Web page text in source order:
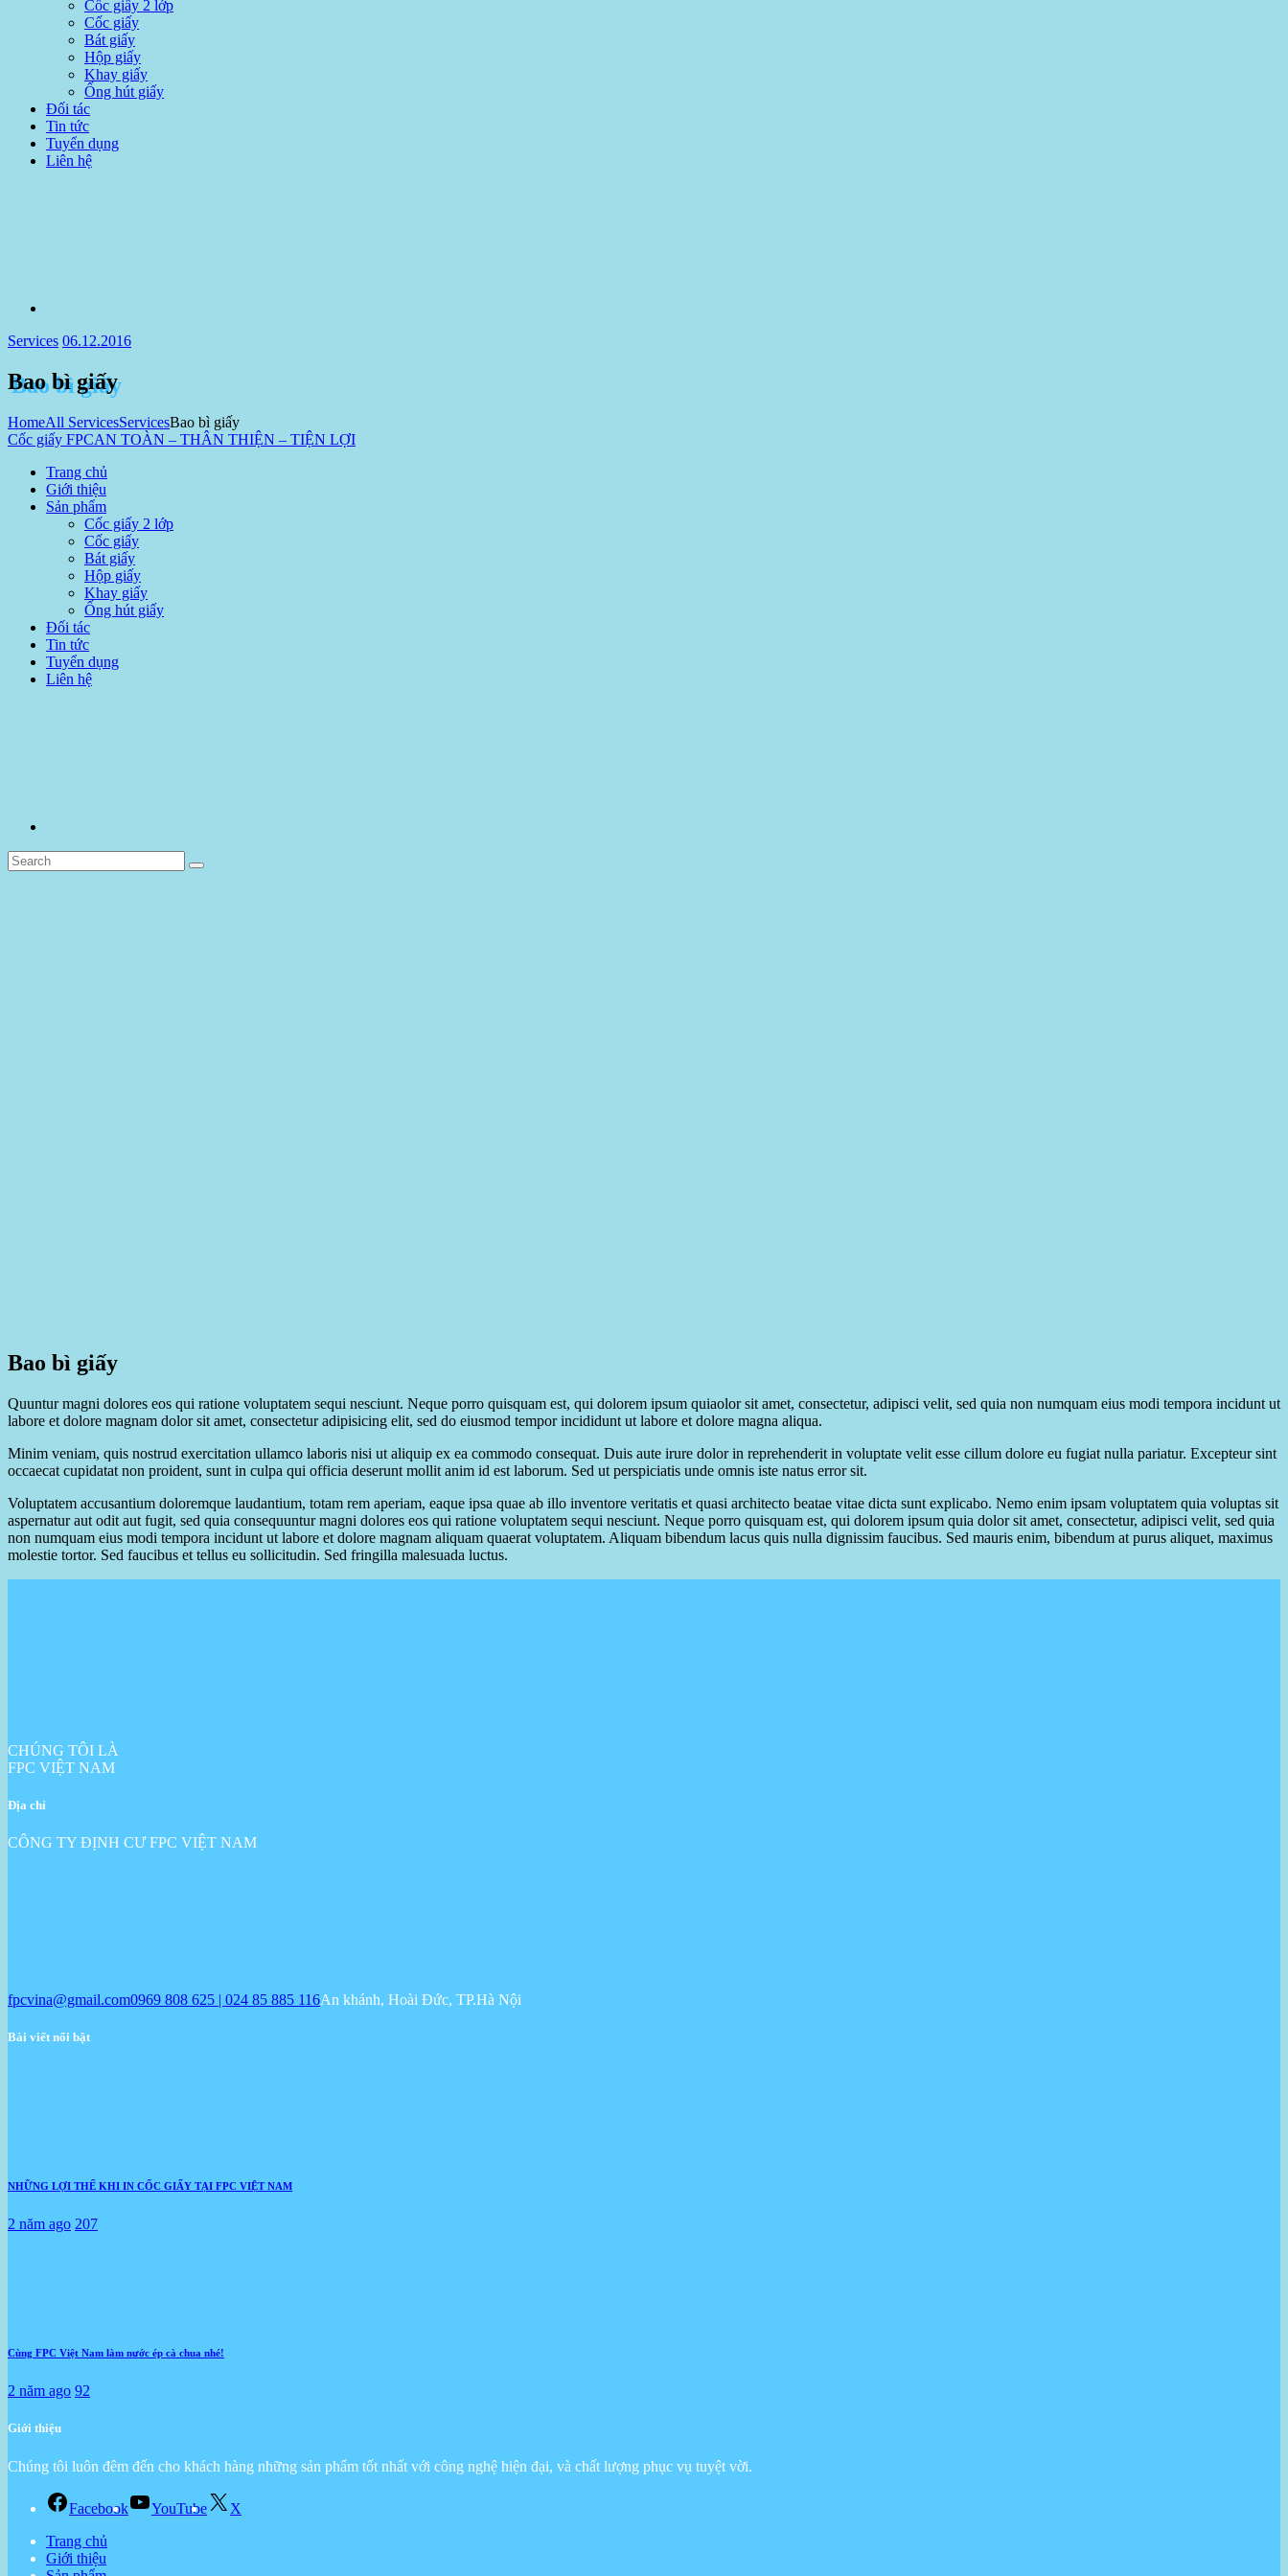
Cốc giấy 2 lớp
Cốc giấy
Bát giấy
Hộp giấy
Khay giấy
Ống hút giấy
Đối tác
Tin tức
Tuyển dụng
Liên hệ
Services 06.12.2016
Bao bì giấy
HomeAll ServicesServicesBao bì giấy
Cốc giấy FPCAN TOÀN – THÂN THIỆN – TIỆN LỢI
Trang chủ
Giới thiệu
Sản phẩm
Cốc giấy 2 lớp
Cốc giấy
Bát giấy
Hộp giấy
Khay giấy
Ống hút giấy
Đối tác
Tin tức
Tuyển dụng
Liên hệ
Bao bì giấy
Quuntur magni dolores eos qui ratione voluptatem sequi nesciunt. Neque porro quisquam est, qui dolorem ipsum quiaolor sit amet, consectetur, adipisci velit, sed quia non numquam eius modi tempora incidunt ut
labore et dolore magnam dolor sit amet, consectetur adipisicing elit, sed do eiusmod tempor incididunt ut labore et dolore magna aliqua.
Minim veniam, quis nostrud exercitation ullamco laboris nisi ut aliquip ex ea commodo consequat. Duis aute irure dolor in reprehenderit in voluptate velit esse cillum dolore eu fugiat nulla pariatur. Excepteur sint
occaecat cupidatat non proident, sunt in culpa qui officia deserunt mollit anim id est laborum. Sed ut perspiciatis unde omnis iste natus error sit.
Voluptatem accusantium doloremque laudantium, totam rem aperiam, eaque ipsa quae ab illo inventore veritatis et quasi architecto beatae vitae dicta sunt explicabo. Nemo enim ipsam voluptatem quia voluptas sit
aspernatur aut odit aut fugit, sed quia consequuntur magni dolores eos qui ratione voluptatem sequi nesciunt. Neque porro quisquam est, qui dolorem ipsum quia dolor sit amet, consectetur, adipisci velit, sed quia
non numquam eius modi tempora incidunt ut labore et dolore magnam aliquam quaerat voluptatem. Aliquam bibendum lacus quis nulla dignissim faucibus. Sed mauris enim, bibendum at purus aliquet, maximus
molestie tortor. Sed faucibus et tellus eu sollicitudin. Sed fringilla malesuada luctus.
CHÚNG TÔI LÀ
FPC VIỆT NAM
Địa chỉ
CÔNG TY ĐỊNH CƯ FPC VIỆT NAM
fpcvina@gmail.com0969 808 625 | 024 85 885 116An khánh, Hoài Đức, TP.Hà Nội
Bài viết nổi bật
NHỮNG LỢI THẾ KHI IN CỐC GIẤY TẠI FPC VIỆT NAM
2 năm ago 207
Cùng FPC Việt Nam làm nước ép cà chua nhé!
2 năm ago 92
Giới thiệu
Chúng tôi luôn đêm đến cho khách hàng những sản phẩm tốt nhất với công nghệ hiện đại, và chất lượng phục vụ tuyệt vời.
Facebook YouTube
X
Trang chủ
Giới thiệu